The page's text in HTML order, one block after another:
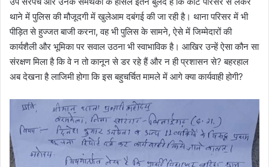
थाने में पुलिस की मौजूदगी में खुलेआम दबंगई की जा रही है। थाना परिसर में भी
पीड़ित से हुज्जत बाजी करना, वह भी पुलिस के सामने, ऐसे में जिम्मेदारों की
कार्यशैली और भूमिका पर सवाल उठना भी स्वाभाविक है। आखिर उन्हें ऐसा कौन सा
संरक्षण मिला है कि वे न तो कानून से डर रहे हैं और न ही प्रशासन से? बहरहाल
अब देखना है लाजिमी होगा कि इस बहुचर्चित मामले में आगे क्या कार्यवाही होगी?